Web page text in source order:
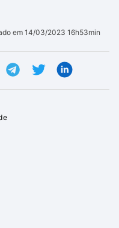
em 14/03/2023 16h53min